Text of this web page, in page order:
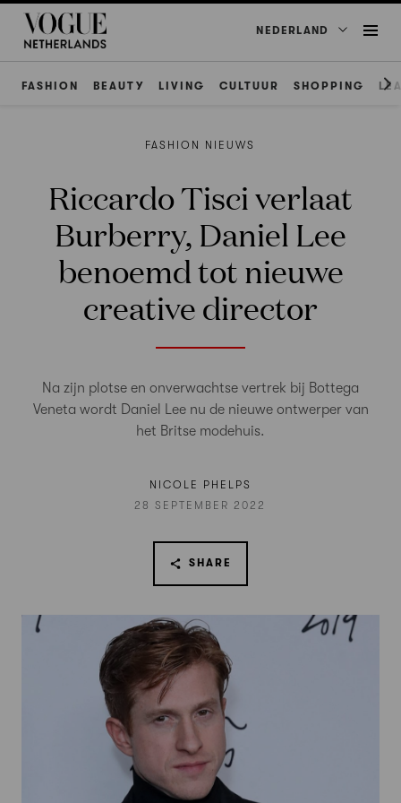
NEDERLAND
FASHION BEAUTY LIVING CULTUUR SHOPPING
FASHION NIEUWS
Riccardo Tisci verlaat
Burberry, Daniel Lee
benoemd tot nieuwe
creative director
Na zijn plotse en onverwachtse vertrek bij Bottega
Veneta wordt Daniel Lee nu de nieuwe ontwerper van
het Britse modehuis.
NICOLE PHELPS
28 SEPTEMBER 2022
SHARE